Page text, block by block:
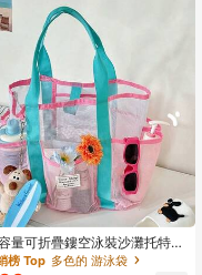
量可折疊鏤空泳裝沙灘托特
行包
榜 Top 多色的 游泳袋